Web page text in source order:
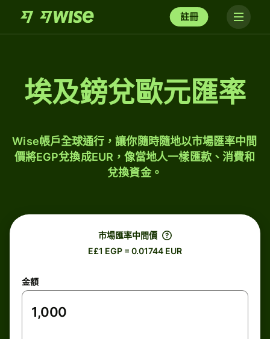
註冊
埃及鎊兌歐元匯率
Wise帳戶全球通行，讓你隨時隨地以市場匯率中間
價將EGP兌換成EUR，像當地人一樣匯款、消費和
兌換資金。
市場匯率中間價
E£1 EGP = 0.01744 EUR
金額